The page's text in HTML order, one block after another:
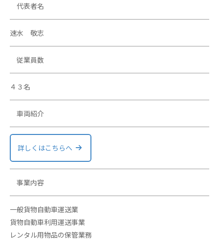
代表者名
速水 敬志
従業員数
４３名
車両紹介
詳しくはこちらへ
事業内容
一般貨物自動車運送業
貨物自動車利用運送事業
レンタル用物品の保管業務